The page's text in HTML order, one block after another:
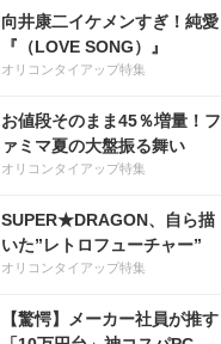
向井康二イケメンすぎ！純愛
『（LOVE SONG）』
オリコンタイアップ特集
お値段そのまま45％増量！フ
ァミマ夏の大盤振る舞い
オリコンタイアップ特集
SUPER★DRAGON、自ら描
いた”レトロフューチャー”
オリコンタイアップ特集
【驚愕】メーカー社員が推す